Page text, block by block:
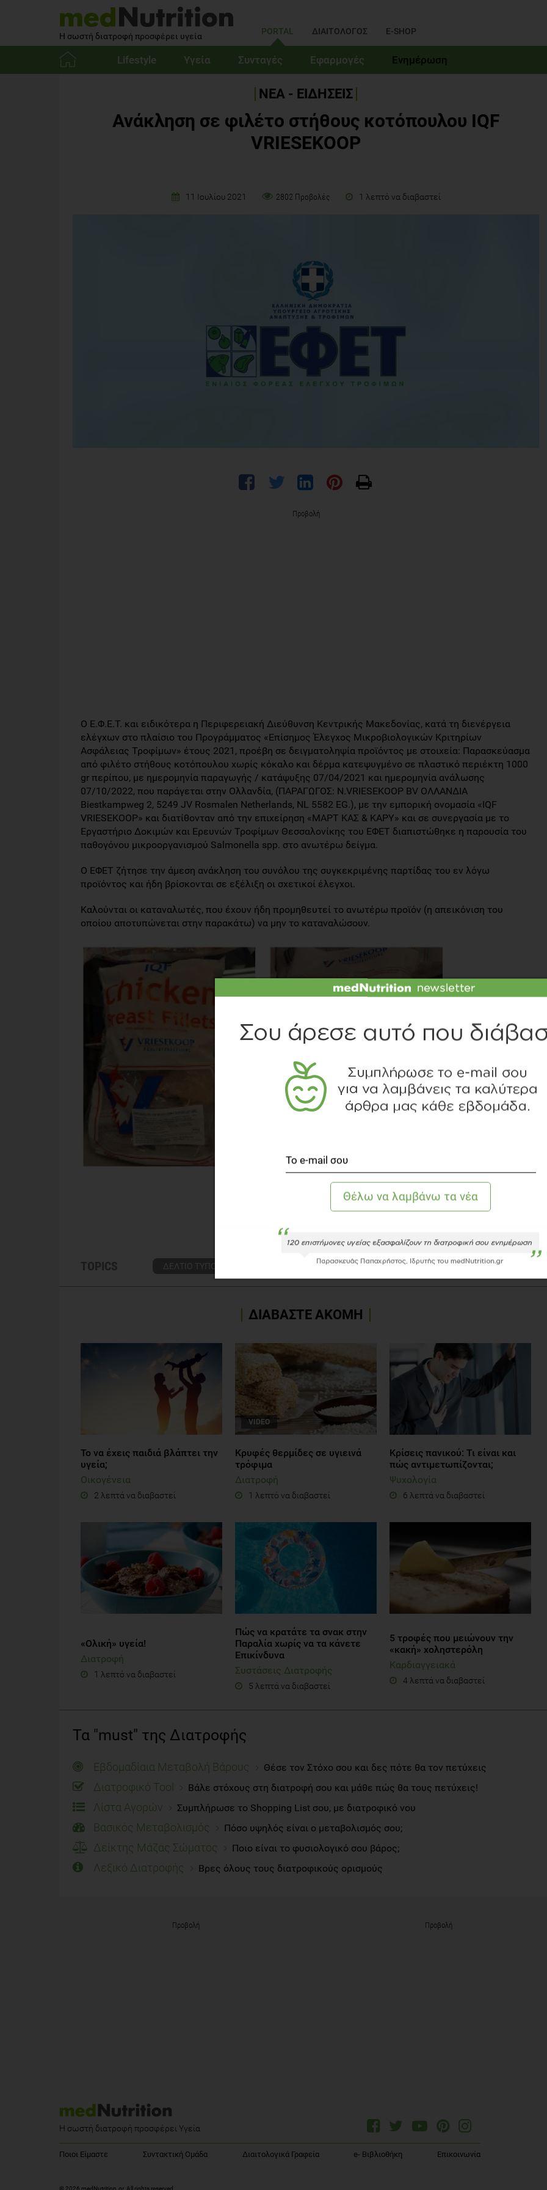
Η σωστή διατροφή προσφέρει υγεία PORTAL ΔΙΑΙΤΟΛΟΓΟΣ E-SHOP
Lifestyle Υγεία Συνταγές Εφαρμογές Ενημέρωση
ΝΕΑ - ΕΙΔΗΣΕΙΣ
Ανάκληση σε φιλέτο στήθους κοτόπουλου IQF
VRIESEKOOP
11 Ιουλίου 2021 2802 Προβολές 1 λεπτό να διαβαστεί
Προβολή
Ο Ε.Φ.Ε.Τ. και ειδικότερα η Περιφερειακή Διεύθυνση Κεντρικής Μακεδονίας, κατά τη διενέργεια
ελέγχων στο πλαίσιο του Προγράμματος «Επίσημος Έλεγχος Μικροβιολογικών Κριτηρίων
Ασφάλειας Τροφίμων» έτους 2021, προέβη σε δειγματοληψία προϊόντος με στοιχεία: Παρασκεύασμα
από φιλέτο στήθους κοτόπουλου χωρίς κόκαλο και δέρμα κατεψυγμένο σε πλαστικό περιέκτη 1000
gr περίπου, με ημερομηνία παραγωγής / κατάψυξης 07/04/2021 και ημερομηνία ανάλωσης
07/10/2022, που παράγεται στην Ολλανδία, (ΠΑΡΑΓΩΓΟΣ: N.VRIESEKOOP BV ΟΛΛΑΝΔΙΑ
Biestkampweg 2, 5249 JV Rosmalen Netherlands, NL 5582 EG.), με την εμπορική ονομασία «IQF
VRIESEKOOP» και διατίθονταν από την επιχείρηση «ΜΑΡΤ ΚΑΣ & ΚΑΡΥ» και σε συνεργασία με το
Εργαστήριο Δοκιμών και Ερευνών Τροφίμων Θεσσαλονίκης του ΕΦΕΤ διαπιστώθηκε η παρουσία του
παθογόνου μικροοργανισμού Salmonella spp. στο ανωτέρω δείγμα.
Ο ΕΦΕΤ ζήτησε την άμεση ανάκληση του συνόλου της συγκεκριμένης παρτίδας του εν λόγω
προϊόντος και ήδη βρίσκονται σε εξέλιξη οι σχετικοί έλεγχοι.
Καλούνται οι καταναλωτές, που έχουν ήδη προμηθευτεί το ανωτέρω προϊόν (η απεικόνιση του
οποίου αποτυπώνεται στην παρακάτω) να μην το καταναλώσουν.
TOPICS ΔΕΛΤΙΟ ΤΥΠΟΥ
ΔΙΑΒΑΣΤΕ ΑΚΟΜΗ
Το να έχεις παιδιά βλάπτει την
υγεία;
Οικογένεια
2 λεπτά να διαβαστεί
VIDEO
Κρυφές θερμίδες σε υγιεινά
τρόφιμα
Διατροφή
1 λεπτό να διαβαστεί
Κρίσεις πανικού: Τι είναι και
πώς αντιμετωπίζονται;
Ψυχολογία
6 λεπτά να διαβαστεί
«Ολική» υγεία!
Διατροφή
1 λεπτό να διαβαστεί
Πώς να κρατάτε τα σνακ στην
Παραλία χωρίς να τα κάνετε
Επικίνδυνα
Συστάσεις Διατροφής
5 λεπτά να διαβαστεί
5 τροφές που μειώνουν την
«κακή» χοληστερόλη
Καρδιαγγειακά
4 λεπτά να διαβαστεί
Τα "must" της Διατροφής
Εβδομαδίαια Μεταβολή Βάρους Θέσε τον Στόχο σου και δες πότε θα τον πετύχεις
Διατροφικό Tool Βάλε στόχους στη διατροφή σου και μάθε πώς θα τους πετύχεις!
Λίστα Αγορών Συμπλήρωσε το Shopping List σου, με διατροφικό νου
Βασικός Μεταβολισμός Πόσο υψηλός είναι ο μεταβολισμός σου;
Δείκτης Μάζας Σώματος Ποιο είναι το φυσιολογικό σου βάρος;
Λεξικό Διατροφής Βρες όλους τους διατροφικούς ορισμούς
Προβολή Προβολή
Η σωστή διατροφή προσφέρει Υγεία
Ποιοι Είμαστε Συντακτική Ομάδα Διαιτολογικά Γραφεία e- Βιβλιοθήκη Επικοινωνία
© 2026 medNutrition.gr. All rights reserved.